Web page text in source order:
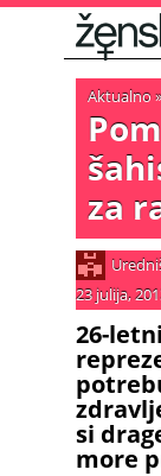
Aktualno»
za
23 julija,
26-
si
more